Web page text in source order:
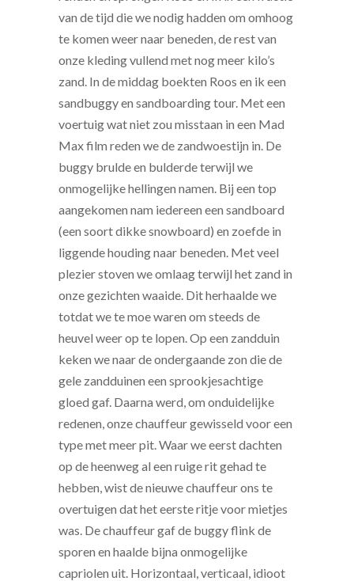
van de tijd die we nodig hadden om omhoog
te komen weer naar beneden, de rest van
onze kleding vullend met nog meer kilo’s
zand. In de middag boekten Roos en ik een
sandbuggy en sandboarding tour. Met een
voertuig wat niet zou misstaan in een Mad
Max film reden we de zandwoestijn in. De
buggy brulde en bulderde terwijl we
onmogelijke hellingen namen. Bij een top
aangekomen nam iedereen een sandboard
(een soort dikke snowboard) en zoefde in
liggende houding naar beneden. Met veel
plezier stoven we omlaag terwijl het zand in
onze gezichten waaide. Dit herhaalde we
totdat we te moe waren om steeds de
heuvel weer op te lopen. Op een zandduin
keken we naar de ondergaande zon die de
gele zandduinen een sprookjesachtige
gloed gaf. Daarna werd, om onduidelijke
redenen, onze chauffeur gewisseld voor een
type met meer pit. Waar we eerst dachten
op de heenweg al een ruige rit gehad te
hebben, wist de nieuwe chauffeur ons te
overtuigen dat het eerste ritje voor mietjes
was. De chauffeur gaf de buggy flink de
sporen en haalde bijna onmogelijke
capriolen uit. Horizontaal, verticaal, idioot